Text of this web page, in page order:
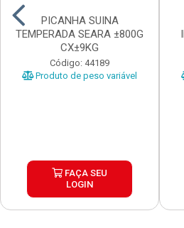
PICANHA SUINA
TEMPERADA SEARA ±800G
CX±9KG
Código: 44189
Produto de peso variável
FAÇA SEU
LOGIN